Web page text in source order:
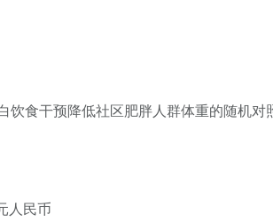
食干预降低社区肥胖人群体重的随机对
人民币